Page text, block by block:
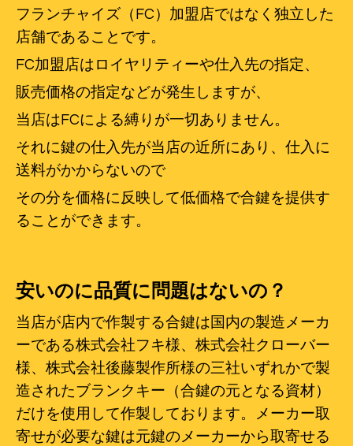
フランチャイズ（FC）加盟店ではなく独立した
店舗であることです。
FC加盟店はロイヤリティーや仕入先の指定、
販売価格の指定などが発生しますが、
当店はFCによる縛りが一切ありません。
それに鍵の仕入先が当店の近所にあり、仕入に
送料がかからないので
その分を価格に反映して低価格で合鍵を提供す
ることができます。
安いのに品質に問題はないの？
当店が店内で作製する合鍵は国内の製造メーカ
ーである株式会社フキ様、株式会社クローバー
様、株式会社後藤製作所様の三社いずれかで製
造されたブランクキー（合鍵の元となる資材）
だけを使用して作製しております。メーカー取
寄せが必要な鍵は元鍵のメーカーから取寄せる